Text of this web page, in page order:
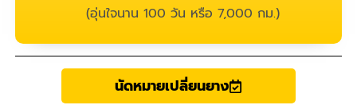
(อุ่นใจนาน 100 วัน หรือ 7,000 กม.)
นัดหมายเปลี่ยนยาง